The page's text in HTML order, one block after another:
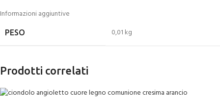
Informazioni aggiuntive
PESO 0,01 kg
Prodotti correlati